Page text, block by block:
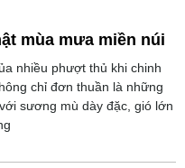
mùa mưa miền núi
nhiều phượt thủ khi chinh
chỉ đơn thuần là những
sương mù dày đặc, gió lớn